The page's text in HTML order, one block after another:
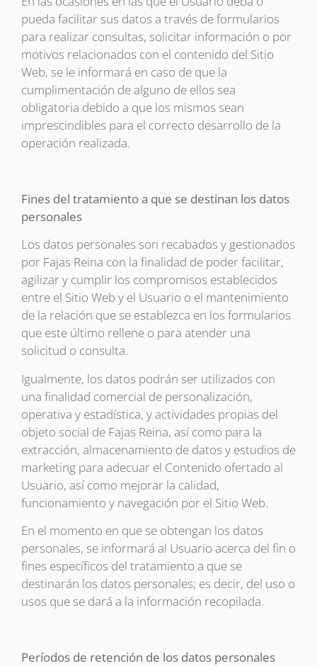
pueda facilitar sus datos a través de formularios
para realizar consultas, solicitar información o por
motivos relacionados con el contenido del Sitio
Web, se le informará en caso de que la
cumplimentación de alguno de ellos sea
obligatoria debido a que los mismos sean
imprescindibles para el correcto desarrollo de la
operación realizada.
Fines del tratamiento a que se destinan los datos
personales
Los datos personales son recabados y gestionados
por Fajas Reina con la finalidad de poder facilitar,
agilizar y cumplir los compromisos establecidos
entre el Sitio Web y el Usuario o el mantenimiento
de la relación que se establezca en los formularios
que este último rellene o para atender una
solicitud o consulta.
Igualmente, los datos podrán ser utilizados con
una finalidad comercial de personalización,
operativa y estadística, y actividades propias del
objeto social de Fajas Reina, así como para la
extracción, almacenamiento de datos y estudios de
marketing para adecuar el Contenido ofertado al
Usuario, así como mejorar la calidad,
funcionamiento y navegación por el Sitio Web.
En el momento en que se obtengan los datos
personales, se informará al Usuario acerca del fin o
fines específicos del tratamiento a que se
destinarán los datos personales; es decir, del uso o
usos que se dará a la información recopilada.
Períodos de retención de los datos personales